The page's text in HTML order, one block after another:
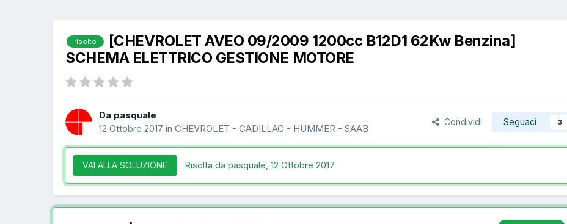
risolto
[CHEVROLET AVEO 09/2009 1200cc B12D1 62Kw Benzina]
SCHEMA ELETTRICO GESTIONE MOTORE
Da pasquale
12 Ottobre 2017 in CHEVROLET - CADILLAC - HUMMER - SAAB
Condividi Seguaci 3
VAI ALLA SOLUZIONE Risolta da pasquale, 12 Ottobre 2017